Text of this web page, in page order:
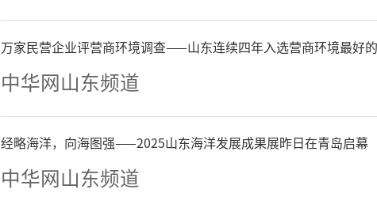
从《改革方案》可以看出
流程、利用信息技术提质增效
万家民营企业评营商环境调查——山东连续四年入选营商环境最好
中华网山东频道
经略海洋，向海图强——2025山东海洋发展成果展昨日在青岛启幕
中华网山东频道